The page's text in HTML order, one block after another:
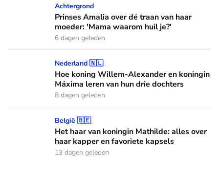
Prinses Amalia over dé traan van haar moeder: 'Mama
Achtergrond
Prinses Amalia over dé traan van haar
moeder: 'Mama waarom huil je?'
6 dagen geleden
Hoe koning Willem-Alexander en koningin Máxima leren
Nederland 🇳🇱
Hoe koning Willem-Alexander en koningin
Máxima leren van hun drie dochters
8 dagen geleden
Het haar van koningin Mathilde: alles over haar kapper en
België 🇧🇪
Het haar van koningin Mathilde: alles over
haar kapper en favoriete kapsels
13 dagen geleden